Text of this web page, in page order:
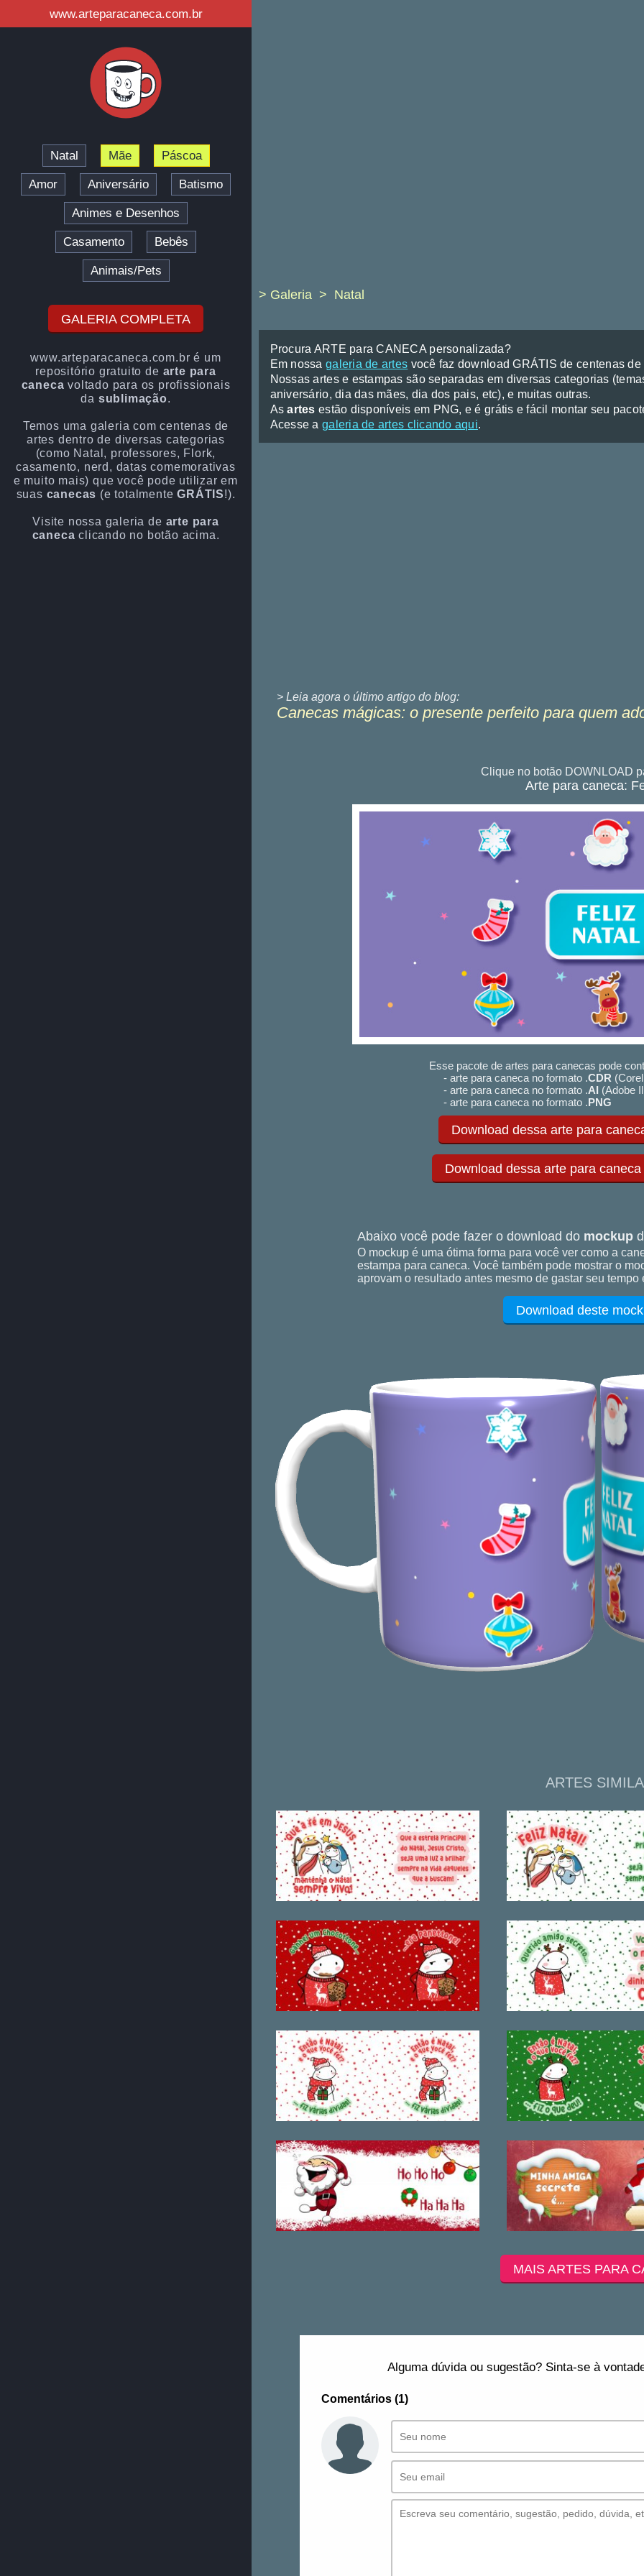
www.arteparacaneca.com.br
Natal Mãe Páscoa
Amor Aniversário Batismo
Animes e Desenhos
Casamento Bebês
Animais/Pets
GALERIA COMPLETA
www.arteparacaneca.com.br é um
repositório gratuito de arte para
caneca voltado para os profissionais
da sublimação.
Temos uma galeria com centenas de
artes dentro de diversas categorias
(como Natal, professores, Flork,
casamento, nerd, datas comemorativas
e muito mais) que você pode utilizar em
suas canecas (e totalmenteGRÁTIS!).
Visite nossa galeria de arte para
caneca clicando no botão acima.
> Galeria Natal
Procura ARTE para CANECA personalizada?
Em nossa galeria de artes você faz download GRÁTIS de centenas
Nossas artes e estampas são separadas em diversas categorias
aniversário, dia das mães, dia dos pais, etc), e muitas outras.
Asartes estão disponíveis em PNG, e é grátis e fácil montar seu
Acesse a galeria de artes clicando aqui.
> Leia agora o último artigo do blog:
Canecas mágicas: o presente perfeito para quem
Clique no botão DOWNLOAD
Arte para caneca:
Esse pacote de artes para canecas pode
- arte para caneca no formato .CDR
- arte para caneca no formato .AI (Adobe
- arte para caneca no formato .PNG
Download dessa arte para
Download dessa arte para
Abaixo você pode fazer o download do mockup
O mockup é uma ótima forma para você ver como a
estampa para caneca. Você também pode mostrar o
aprovam o resultado antes mesmo de gastar seu tempo
Download deste
ARTES
MAIS ARTES PARA
Alguma dúvida ou sugestão? Sinta-se à
Comentários (1)